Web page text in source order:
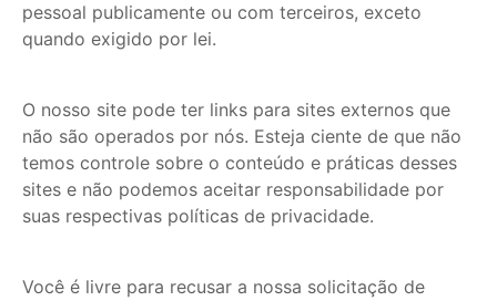
pessoal publicamente ou com terceiros, exceto
quando exigido por lei.
O nosso site pode ter links para sites externos que
não são operados por nós. Esteja ciente de que não
temos controle sobre o conteúdo e práticas desses
sites e não podemos aceitar responsabilidade por
suas respectivas políticas de privacidade.
Você é livre para recusar a nossa solicitação de